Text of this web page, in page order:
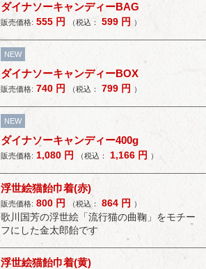
ダイナソーキャンディーBAG
販売価格: 555 円 （税込： 599 円 ）
NEW
ダイナソーキャンディーBOX
販売価格: 740 円 （税込： 799 円 ）
NEW
ダイナソーキャンディー400g
販売価格: 1,080 円 （税込： 1,166 円 ）
浮世絵猫飴巾着(赤)
販売価格: 800 円 （税込： 864 円 ）
歌川国芳の浮世絵「流行猫の曲鞠」をモチー
フにした金太郎飴です
浮世絵猫飴巾着(黄)